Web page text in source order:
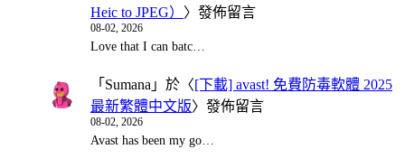
Heic to JPEG） 〉發佈留言
08-02, 2026
Love that I can batc…
「 Sumana 」於〈[下載] avast! 免費防毒軟體 2025
最新繁體中文版〉發佈留言
08-02, 2026
Avast has been my go…